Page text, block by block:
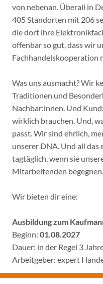
von nebenan. Überall in
405 Standorten mit 206
die dort ihre
offenbar so gut, dass wir
Fachhandelskooperation
Was uns ausmacht? Wir
Traditionen und
Nachbar:innen. Und
wirklich brauchen. Und,
passt. Wir sind ehrlich,
unserer DNA. Und all das
tagtäglich, wenn sie
Mitarbeitenden
Wir bieten dir eine:
Ausbildung zum
Beginn: 01.08.2027
Dauer: in der Regel 3
Arbeitgeber: expert